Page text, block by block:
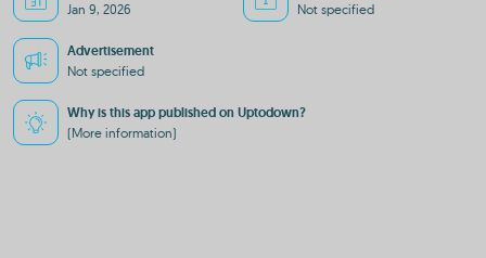
Jan 9, 2026 Not specified
Advertisement
Not specified
Why is this app published on Uptodown?
(More information)